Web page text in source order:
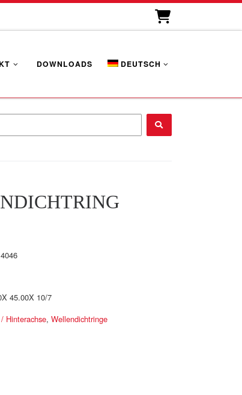
DOWNLOADS DEUTSCH
45.00X 10/7
Hinterachse, Wellendichtringe